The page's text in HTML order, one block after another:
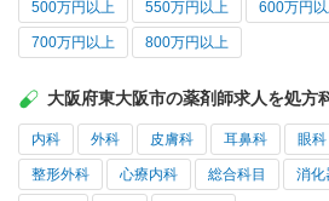
500万円以上 550万円以上 600万円
700万円以上 800万円以上
大阪府東大阪市の薬剤師求人を処方
内科 外科 皮膚科 耳鼻科 眼科
整形外科 心療内科 総合科目 消化